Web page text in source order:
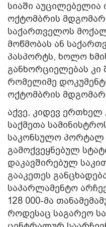
სიაში
ოქტომბრის
საქართველოს
მოწმობას ან
პასპორტს, ხოლო
განხორციელებას
რომელიმე
ოქტომბრის
აქვე, კიდევ ერთხელ
საქმეთა
საკონსულო პორტალ
გამოქვეყნებულ
დაკავშირებულ
გააკეთეს
საპარლამენტო
128 000-მა
როდესაც საგარეო